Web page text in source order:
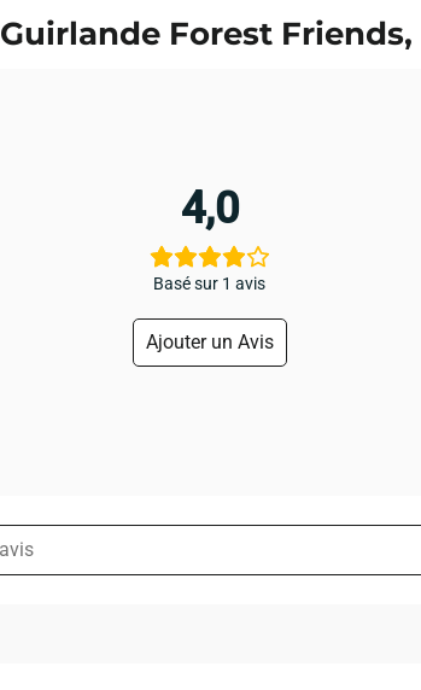
Guirlande Forest
4,0
Basé sur 1 avis
Ajouter un Avis